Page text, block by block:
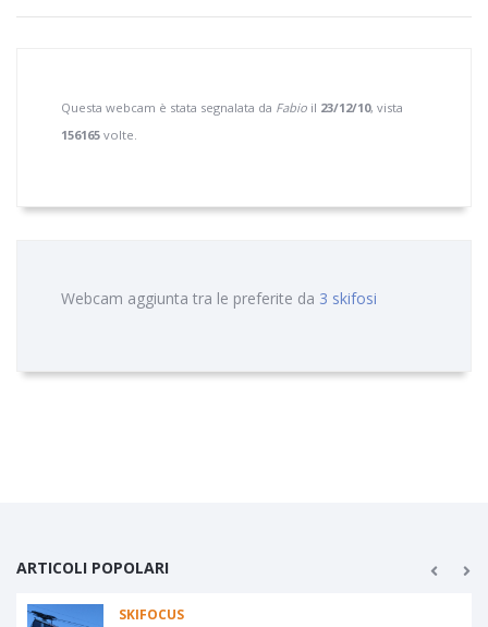
Questa webcam è stata segnalata da Fabioil 23/12/10, vista
156165volte.
Webcam aggiunta tra le preferite da 3 skifosi
ARTICOLI POPOLARI